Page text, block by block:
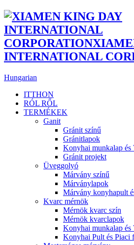
Hungarian
ITTHON
RÓL RŐL
TERMÉKEK
Ganit
Gránit színű
Gránitlapok
Konyhai munkalap és
Gránit projekt
Üveggolyó
Márvány színű
Márványlapok
Márvány konyhapult
Kvarc mérnök
Mérnök kvarc szín
Mérnök kvarclapok
Konyhai munkalap és
Konyhai Pult és Piaci